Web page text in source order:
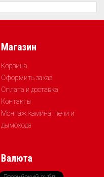
Магазин
Корзина
Оформить заказ
Оплата и доставка
Контакты
Монтаж камина, печи и
дымохода
Валюта